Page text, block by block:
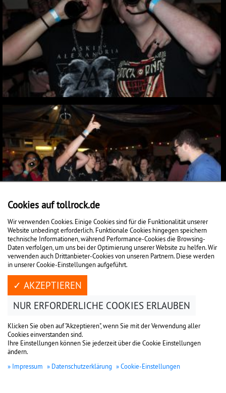
Cookies auf tollrock.de
Wir verwenden Cookies. Einige Cookies sind für die Funktionalität unserer
Website unbedingt erforderlich. Funktionale Cookies hingegen speichern
technische Informationen, während Performance-Cookies die Browsing-
Daten verfolgen, um uns bei der Optimierung unserer Website zu helfen. Wir
verwenden auch Drittanbieter-Cookies von unseren Partnern. Diese werden
in unserer Cookie-Einstellungen aufgeführt.
✓ AKZEPTIEREN
NUR ERFORDERLICHE COOKIES ERLAUBEN
Klicken Sie oben auf "Akzeptieren", wenn Sie mit der Verwendung aller
Cookies einverstanden sind.
Ihre Einstellungen können Sie jederzeit über die Cookie Einstellungen
ändern.
Impressum
Datenschutzerklärung Cookie-Einstellungen